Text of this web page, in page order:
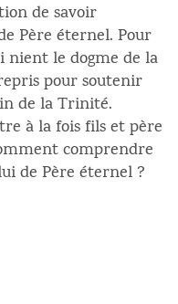
de savoir
Père éternel. Pour
nient le dogme de la
pour soutenir
de la Trinité.
à la fois fils et père
comprendre
de Père éternel ?